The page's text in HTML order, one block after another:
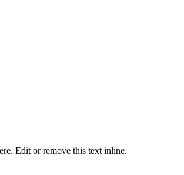
Edit or remove this text inline.